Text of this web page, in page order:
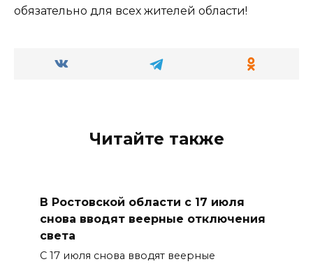
обязательно для всех жителей области!
Читайте также
В Ростовской области с 17 июля
снова вводят веерные отключения
света
С 17 июля снова вводят веерные